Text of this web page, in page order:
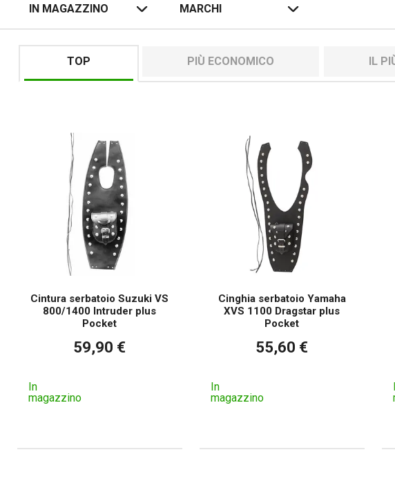
IN MAGAZZINO MARCHI
TOP PIÙ ECONOMICO IL
Cintura serbatoio Suzuki VS
800/1400 Intruder plus
Pocket
59,90 €
In
magazzino
Cinghia serbatoio Yamaha
XVS 1100 Dragstar plus
Pocket
55,60 €
In
magazzino